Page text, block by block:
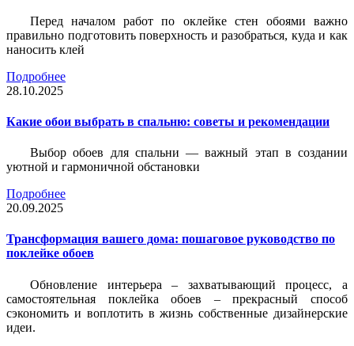
Перед началом работ по оклейке стен обоями важно
правильно подготовить поверхность и разобраться, куда и как
наносить клей
Подробнее
28.10.2025
Какие обои выбрать в спальню: советы и рекомендации
Выбор обоев для спальни — важный этап в создании
уютной и гармоничной обстановки
Подробнее
20.09.2025
Трансформация вашего дома: пошаговое руководство по
поклейке обоев
Обновление интерьера – захватывающий процесс, а
самостоятельная поклейка обоев – прекрасный способ
сэкономить и воплотить в жизнь собственные дизайнерские
идеи.